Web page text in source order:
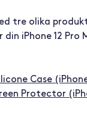
tre olika
din iPhone 12 Pro
Case
Protector